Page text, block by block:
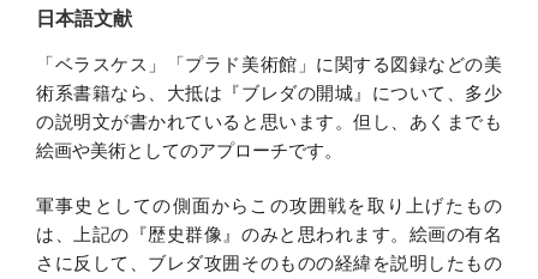
日本語文献
「ベラスケス」「プラド美術館」に関する図録などの美
術系書籍なら、大抵は『ブレダの開城』について、多少
の説明文が書かれていると思います。但し、あくまでも
絵画や美術としてのアプローチです。
軍事史としての側面からこの攻囲戦を取り上げたもの
は、上記の『歴史群像』のみと思われます。絵画の有名
さに反して、ブレダ攻囲そのものの経緯を説明したもの